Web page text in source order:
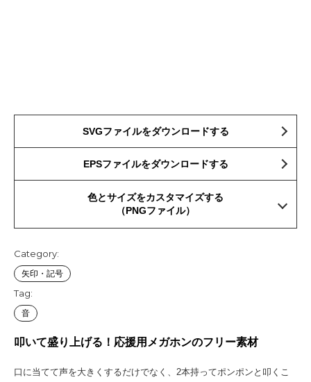
SVGファイルをダウンロードする
EPSファイルをダウンロードする
色とサイズをカスタマイズする
（PNGファイル）
Category:
矢印・記号
Tag:
音
叩いて盛り上げる！応援用メガホンのフリー素材
口に当てて声を大きくするだけでなく、2本持ってポンポンと叩くこ